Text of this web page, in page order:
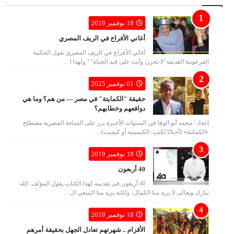
18 نوفمبر 2019
أغاني الأفراح في الريف المصري
أغاني الأفراح في الريف المصري تقول الحكمة
الفرعونية القديمة"لا تحزن وأنت على قيد الحياة" ! ولهذا ا…
01 نوفمبر 2025
حقيقة "الكمايتة" في مصر — من هم؟ وما هي
دوافعهم وخطابهم؟
إعداد / محمد أبو الوفا في السنوات الأخيرة برز على الساحة المصرية مصطلح
«الكمايتة» (أحيانًا تُكتب: الكيميتية أو كيميت)، …
18 نوفمبر 2019
40 أربعون
40 أربعون فى تقديمه لهذا الكتاب يقول المؤلف: الله
تبارك وتعالى لا يريد منا الكمال، ولكنه يريد منا السعي ال…
18 نوفمبر 2019
الأقزام .. شهرتهم تعادل الجهل بحقيقة أمرهم